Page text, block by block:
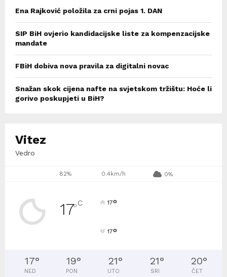
Ena Rajković položila za crni pojas 1. DAN
SIP BiH ovjerio kandidacijske liste za kompenzacijske
mandate
FBiH dobiva nova pravila za digitalni novac
Snažan skok cijena nafte na svjetskom tržištu: Hoće li
gorivo poskupjeti u BiH?
Vitez
Vedro
82% 0.4km/h 0%
17°C 17°
17°
17°
NED
19°
PON
21°
UTO
21°
SRI
20°
ČET